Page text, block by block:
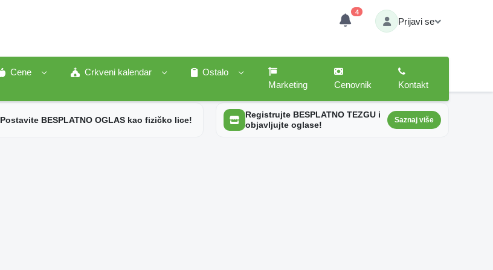
4
Prijavi se
Cene Crkveni kalendar
Ostalo
Marketing
Cenovnik Kontakt
Postavite BESPLATNO OGLAS kao fizičko lice!
Registrujte BESPLATNO TEZGU i
objavljujte oglase!
Saznaj više